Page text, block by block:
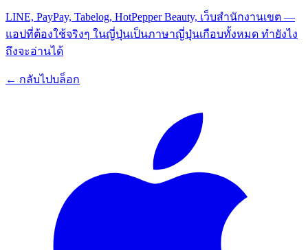
LINE, PayPay, Tabelog, HotPepper Beauty, เว็บสำนักงานเขต —
แอปที่ต้องใช้จริงๆ ในญี่ปุ่นเป็นภาษาญี่ปุ่นเกือบทั้งหมด ทำยังไง
ถึงจะอ่านได้
← กลับไปบล็อก